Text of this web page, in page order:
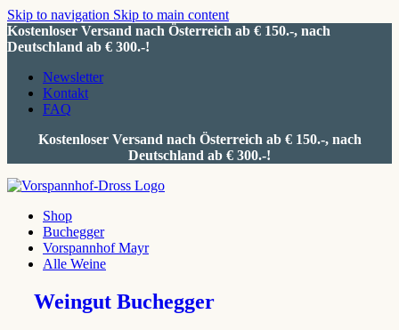
Skip to navigation Skip to main content
Kostenloser Versand nach Österreich ab € 150.-, nach
Deutschland ab € 300.-!
Newsletter
Kontakt
FAQ
Kostenloser Versand nach Österreich ab € 150.-, nach
Deutschland ab € 300.-!
Shop
Buchegger
Vorspannhof Mayr
Alle Weine
Weingut Buchegger